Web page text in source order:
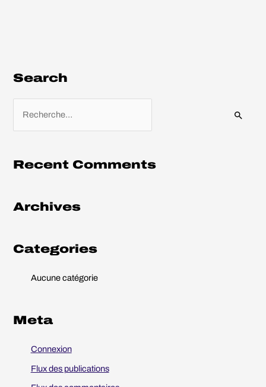
Search
h
c
e
Recent Comments
Archives
Categories
Aucune catégorie
Meta
Connexion
Flux des publications